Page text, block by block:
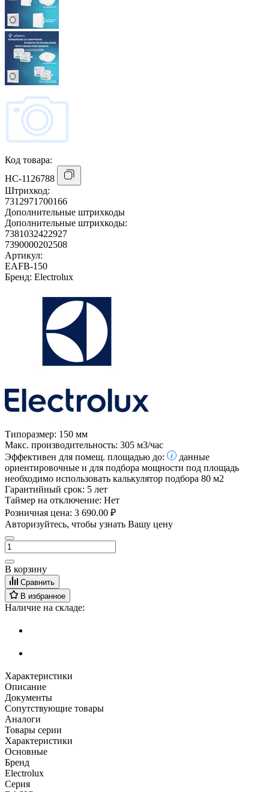
Код товара:
НС-1126788
Штрихкод:
7312971700166
Дополнительные штрихкоды
Дополнительные штрихкоды:
7381032422927
7390000202508
Артикул:
EAFB-150
Бренд: Electrolux
Типоразмер: 150 мм
Макс. производительность: 305 м3/час
Эффективен для помещ. площадью до:
данные
ориентировочные и для подбора мощности под площадь
необходимо использовать калькулятор подбора 80 м2
Гарантийный срок: 5 лет
Таймер на отключение: Нет
Розничная цена: 3 690.00 ₽
Авторизуйтесь, чтобы узнать Вашу цену
В корзину
Сравнить
В избранное
Наличие на складе:
Характеристики
Описание
Документы
Сопутствующие товары
Аналоги
Товары серии
Характеристики
Основные
Бренд
Electrolux
Серия